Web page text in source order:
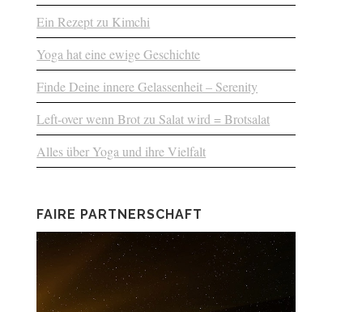
Ein Rezept zu Kimchi
Yoga hat eine ewige Geschichte
Finde Deine innere Gelassenheit – Serenity
Left-over wenn Brot zu Salat wird = Brotsalat
Alles über Yoga und ihre Vielfalt
FAIRE PARTNERSCHAFT